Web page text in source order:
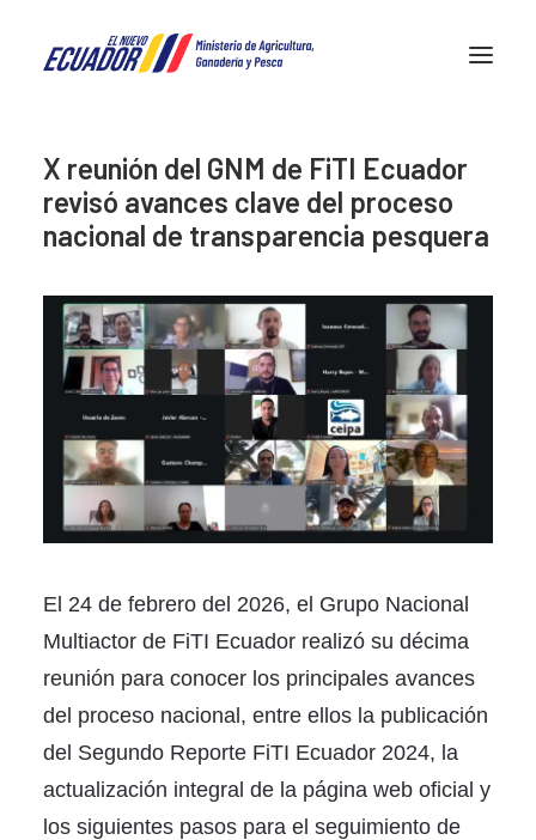
FiTI en Ecuador
Transparencia pesquera
Contactos
X reunión del GNM de FiTI Ecuador
revisó avances clave del proceso
nacional de transparencia pesquera
El 24 de febrero del 2026, el Grupo Nacional
Multiactor de FiTI Ecuador realizó su décima
reunión para conocer los principales avances
del proceso nacional, entre ellos la publicación
del Segundo Reporte FiTI Ecuador 2024, la
actualización integral de la página web oficial y
los siguientes pasos para el seguimiento de